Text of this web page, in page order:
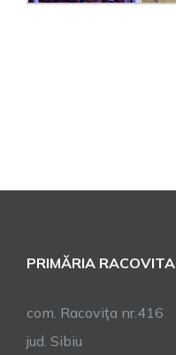
PRIMĂRIA RACOVITA
com. Racoviţa nr.416
jud. Sibiu